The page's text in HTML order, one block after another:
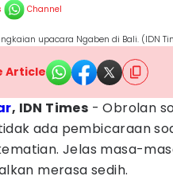
Channel
upacara Ngaben di Bali. (IDN
Article
, IDN Times - Obrolan
ada pembicaraan
Jelas masa-
merasa sedih.